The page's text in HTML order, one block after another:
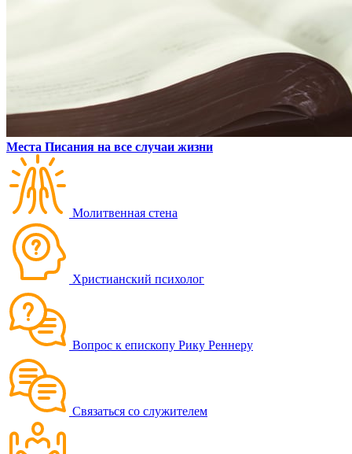
Места Писания на все случаи жизни
Молитвенная стена
Христианский психолог
Вопрос к епископу Рику Реннеру
Связаться со служителем